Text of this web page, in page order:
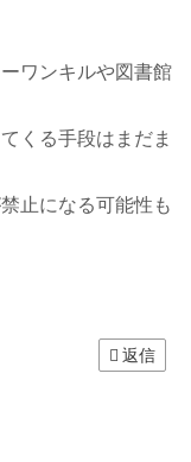
ワンキルや図書館
くる手段はまだま
止になる可能性も
返信